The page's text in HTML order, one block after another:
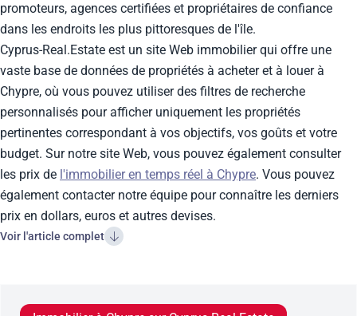
promoteurs, agences certifiées et propriétaires de confiance
dans les endroits les plus pittoresques de l'île.
Cyprus-Real.Estate est un site Web immobilier qui offre une
vaste base de données de propriétés à acheter et à louer à
Chypre, où vous pouvez utiliser des filtres de recherche
personnalisés pour afficher uniquement les propriétés
pertinentes correspondant à vos objectifs, vos goûts et votre
budget. Sur notre site Web, vous pouvez également consulter
les prix de l'immobilier en temps réel à Chypre. Vous pouvez
également contacter notre équipe pour connaître les derniers
prix en dollars, euros et autres devises.
Voir l'article complet